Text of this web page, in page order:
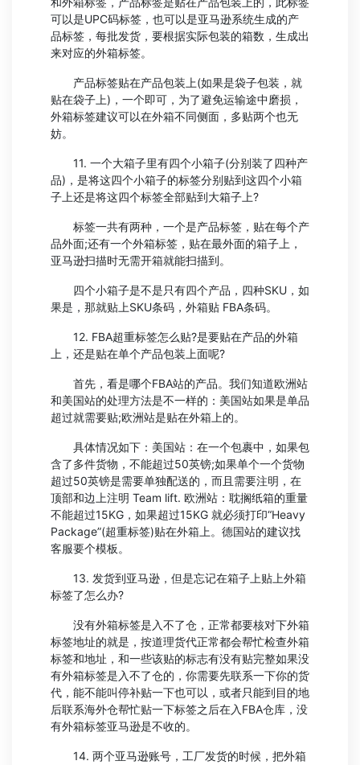
可以是UPC码标签，也可以是亚马逊系统生成的产
品标签，每批发货，要根据实际包装的箱数，生成出
来对应的外箱标签。
产品标签贴在产品包装上(如果是袋子包装，就
贴在袋子上)，一个即可，为了避免运输途中磨损，
外箱标签建议可以在外箱不同侧面，多贴两个也无
妨。
11. 一个大箱子里有四个小箱子(分别装了四种产
品)，是将这四个小箱子的标签分别贴到这四个小箱
子上还是将这四个标签全部贴到大箱子上?
标签一共有两种，一个是产品标签，贴在每个产
品外面;还有一个外箱标签，贴在最外面的箱子上，
亚马逊扫描时无需开箱就能扫描到。
四个小箱子是不是只有四个产品，四种SKU，如
果是，那就贴上SKU条码，外箱贴 FBA条码。
12. FBA超重标签怎么贴?是要贴在产品的外箱
上，还是贴在单个产品包装上面呢?
首先，看是哪个FBA站的产品。我们知道欧洲站
和美国站的处理方法是不一样的：美国站如果是单品
超过就需要贴;欧洲站是贴在外箱上的。
具体情况如下：美国站：在一个包裹中，如果包
含了多件货物，不能超过50英镑;如果单个一个货物
超过50英镑是需要单独配送的，而且需要注明，在
顶部和边上注明 Team lift. 欧洲站：耽搁纸箱的重量
不能超过15KG，如果超过15KG 就必须打印“Heavy
Package”(超重标签)贴在外箱上。德国站的建议找
客服要个模板。
13. 发货到亚马逊，但是忘记在箱子上贴上外箱
标签了怎么办?
没有外箱标签是入不了仓，正常都要核对下外箱
标签地址的就是，按道理货代正常都会帮忙检查外箱
标签和地址，和一些该贴的标志有没有贴完整如果没
有外箱标签是入不了仓的，你需要先联系一下你的货
代，能不能叫停补贴一下也可以，或者只能到目的地
后联系海外仓帮忙贴一下标签之后在入FBA仓库，没
有外箱标签亚马逊是不收的。
14. 两个亚马逊账号，工厂发货的时候，把外箱